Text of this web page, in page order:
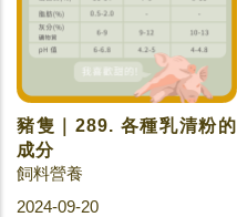
豬隻｜289. 各種乳清粉的
成分
飼料營養
2024-09-20